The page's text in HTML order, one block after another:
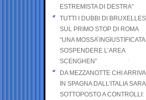
ESTREMISTA DI DESTRA”
TUTTI I DUBBI DI BRUXELLES
SUL PRIMO STOP DI ROMA
“UNA MOSSA INGIUSTIFICATA
SOSPENDERE L’AREA
SCENGHEN”
DA MEZZANOTTE CHI ARRIVA
IN SPAGNA DALL’ITALIA SARA’
SOTTOPOSTO A CONTROLLI: